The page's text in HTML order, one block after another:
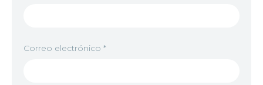
Correo electrónico *